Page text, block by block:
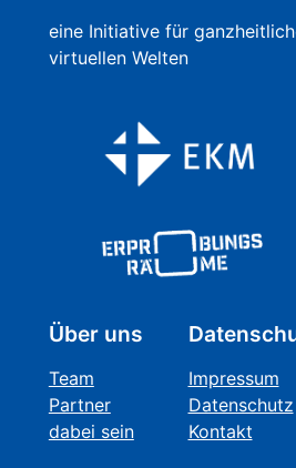
eine Initiative für
virtuellen Welten
Über uns
Team
Partner
dabei sein
Impressum
Datenschutz
Kontakt